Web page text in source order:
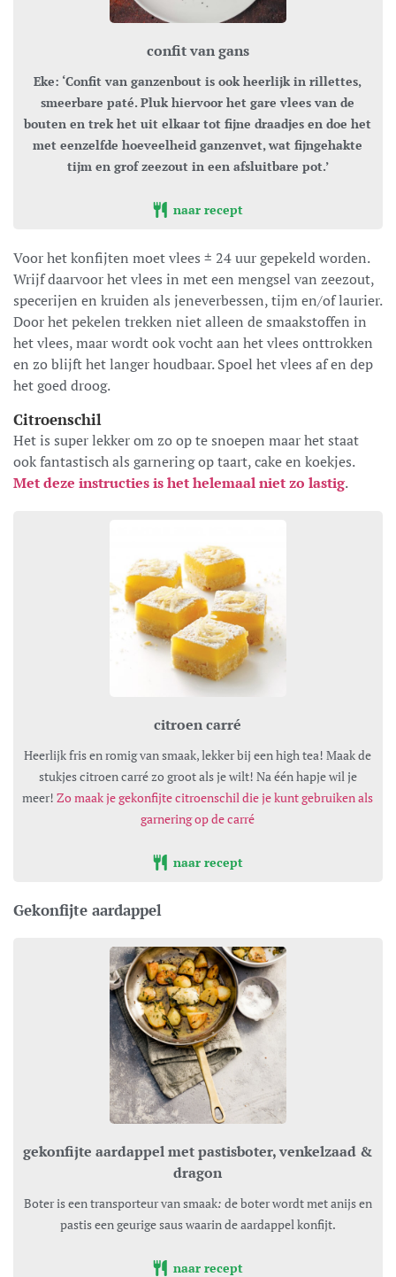
confit van gans
Eke: ‘Confit van ganzenbout is ook heerlijk in rillettes,
smeerbare paté. Pluk hiervoor het gare vlees van de
bouten en trek het uit elkaar tot fijne draadjes en doe het
met eenzelfde hoeveelheid ganzenvet, wat fijngehakte
tijm en grof zeezout in een afsluitbare pot.’
naar recept
Voor het konfijten moet vlees ± 24 uur gepekeld worden.
Wrijf daarvoor het vlees in met een mengsel van zeezout,
specerijen en kruiden als jeneverbessen, tijm en/of laurier.
Door het pekelen trekken niet alleen de smaakstoffen in
het vlees, maar wordt ook vocht aan het vlees onttrokken
en zo blijft het langer houdbaar. Spoel het vlees af en dep
het goed droog.
Citroenschil
Het is super lekker om zo op te snoepen maar het staat
ook fantastisch als garnering op taart, cake en koekjes.
Met deze instructies is het helemaal niet zo lastig.
citroen carré
Heerlijk fris en romig van smaak, lekker bij een high tea! Maak de
stukjes citroen carré zo groot als je wilt! Na één hapje wil je
meer!Zo maak je gekonfijte citroenschil die je kunt gebruiken als
garnering op de carré
naar recept
Gekonfijte aardappel
gekonfijte aardappel met pastisboter, venkelzaad &
dragon
Boter is een transporteur van smaak: de boter wordt met anijs en
pastis een geurige saus waarin de aardappel konfijt.
naar recept